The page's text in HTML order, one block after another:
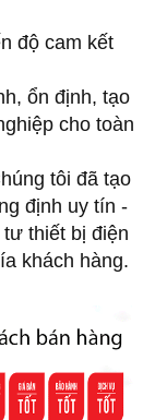
độ cam kết
ổn định, tạo
cho toàn
tôi đã tạo
định uy tín -
thiết bị điện
khách hàng.